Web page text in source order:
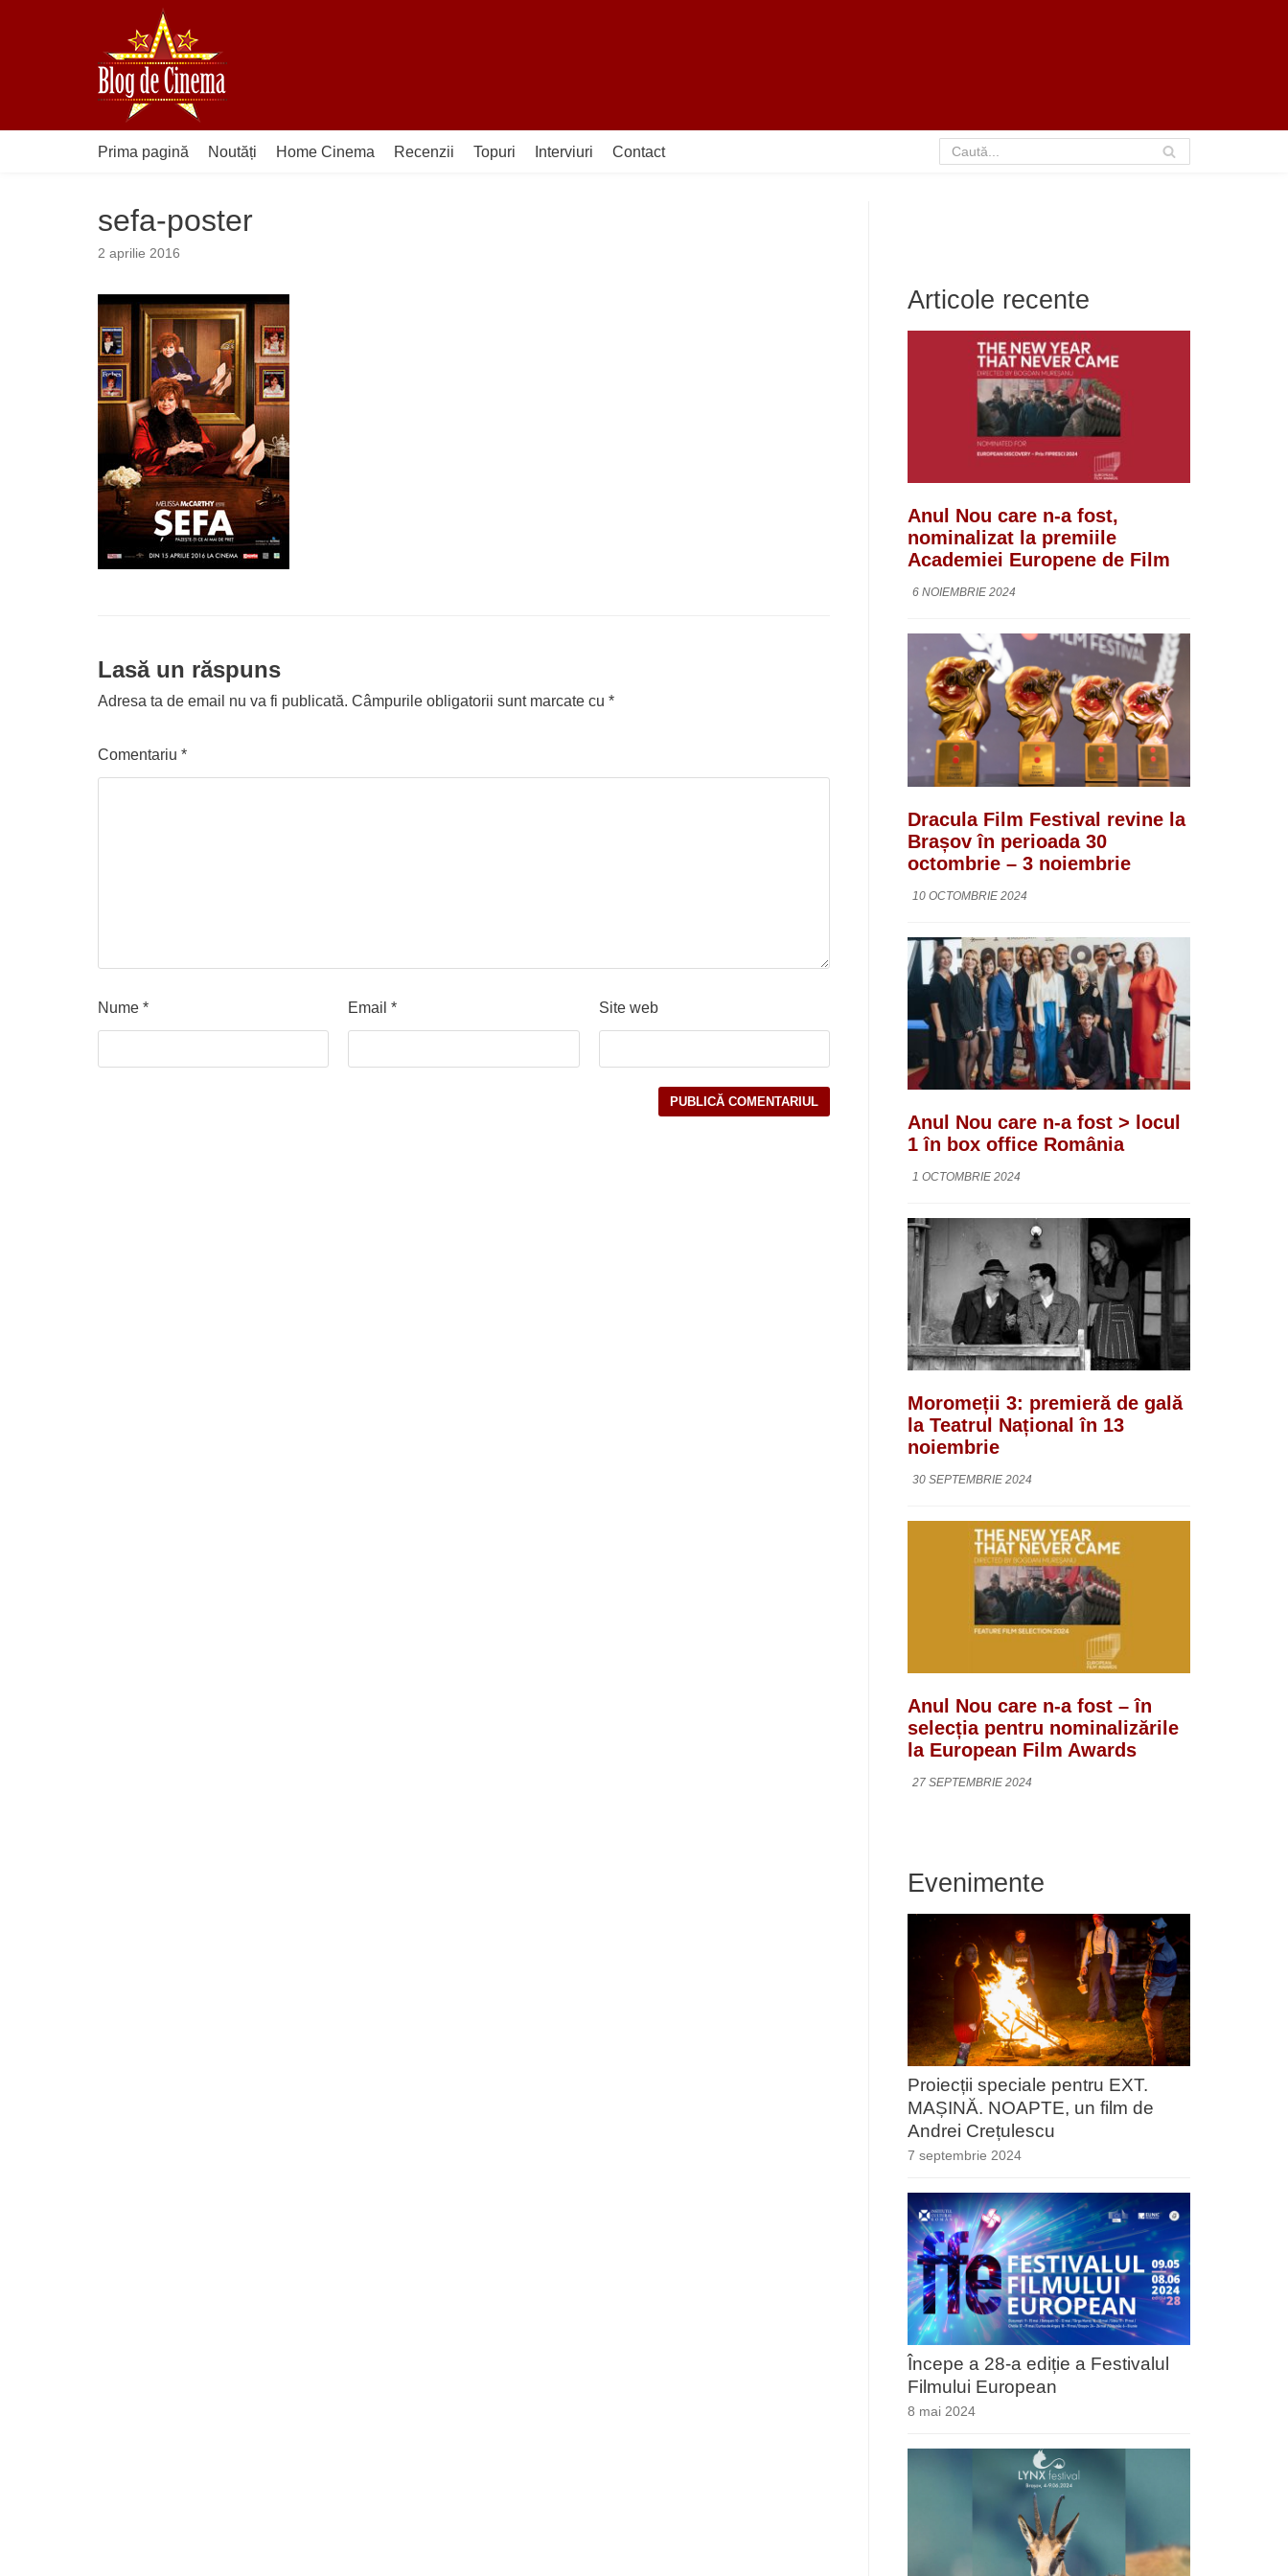
Prima pagină Noutăți Home Cinema Recenzii Topuri Interviuri Contact
sefa-poster
2 aprilie 2016
Lasă un răspuns
Adresa ta de email nu va fi publicată. Câmpurile obligatorii sunt marcate cu *
Comentariu *
Nume * Email* Site web
Articole recente
Anul Nou care n-a fost,
nominalizat la premiile
Academiei Europene de Film
6 NOIEMBRIE 2024
Dracula Film Festival revine la
Brașov în perioada 30
octombrie – 3 noiembrie
10 OCTOMBRIE 2024
Anul Nou care n-a fost > locul
1 în box office România
1 OCTOMBRIE 2024
Moromeții 3: premieră de gală
la Teatrul Național în 13
noiembrie
30 SEPTEMBRIE 2024
Anul Nou care n-a fost – în
selecția pentru nominalizările
la European Film Awards
27 SEPTEMBRIE 2024
Evenimente
Proiecții speciale pentru EXT.
MAȘINĂ. NOAPTE, un film de
Andrei Crețulescu
7 septembrie 2024
Începe a 28-a ediție a Festivalul
Filmului European
8 mai 2024